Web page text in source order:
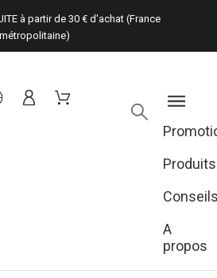
à partir de 30 € d'achat (France
métropolitaine)
Produits
A
propos